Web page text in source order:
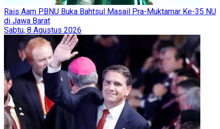
Rais Aam PBNU Buka Bahtsul Masail Pra-Muktamar Ke-35 NU
di Jawa Barat
Sabtu, 8 Agustus 2026